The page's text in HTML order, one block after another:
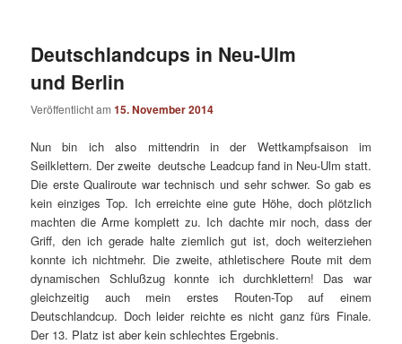
Deutschlandcups in Neu-Ulm
und Berlin
Veröffentlicht am15. November 2014
Nun bin ich also mittendrin in der Wettkampfsaison im
Seilklettern. Der zweite deutsche Leadcup fand in Neu-Ulm statt.
Die erste Qualiroute war technisch und sehr schwer. So gab es
kein einziges Top. Ich erreichte eine gute Höhe, doch plötzlich
machten die Arme komplett zu. Ich dachte mir noch, dass der
Griff, den ich gerade halte ziemlich gut ist, doch weiterziehen
konnte ich nichtmehr. Die zweite, athletischere Route mit dem
dynamischen Schlußzug konnte ich durchklettern! Das war
gleichzeitig auch mein erstes Routen-Top auf einem
Deutschlandcup. Doch leider reichte es nicht ganz fürs Finale.
Der 13. Platz ist aber kein schlechtes Ergebnis.